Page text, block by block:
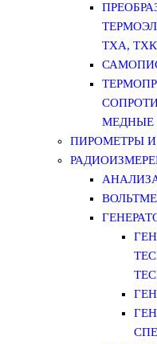
ТХА,
МЕДНЫЕ
ПИРОМЕТРЫ